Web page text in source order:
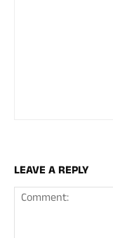
LEAVE A REPLY